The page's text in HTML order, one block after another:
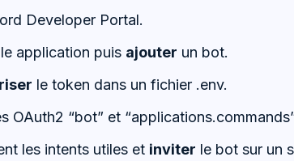
Developer Portal.
application puis ajouter un bot.
le token dans un fichier .env.
OAuth2 “bot” et
les intents utiles et inviter le bot sur un